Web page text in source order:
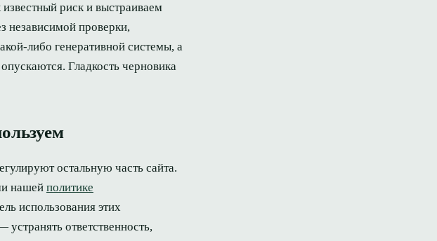
риск и выстраиваем
независимой проверки,
либо генеративной системы, а
Гладкость черновика
остальную часть сайта.
нашей политике
использования этих
ответственность,